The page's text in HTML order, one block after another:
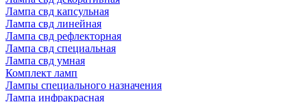
Лампа свд капсульная
Лампа свд линейная
Лампа свд рефлекторная
Лампа свд специальная
Лампа свд умная
Комплект ламп
Лампы специального назначения
Лампа инфракрасная